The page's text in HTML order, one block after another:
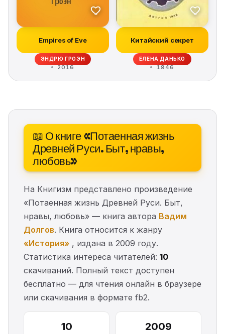
Empires of Eve
ЭНДРЮ ГРОЭН
2016
Китайский секрет
ЕЛЕНА ДАНЬКО
1946
📖 О книге «Потаенная жизнь
Древней Руси. Быт, нравы,
любовь»
На Книгизм представлено произведение
«Потаенная жизнь Древней Руси. Быт,
нравы, любовь» — книга автора Вадим
Долгов. Книга относится к жанру
«История» , издана в 2009 году.
Статистика интереса читателей: 10
скачиваний. Полный текст доступен
бесплатно — для чтения онлайн в браузере
или скачивания в формате fb2.
10 2009